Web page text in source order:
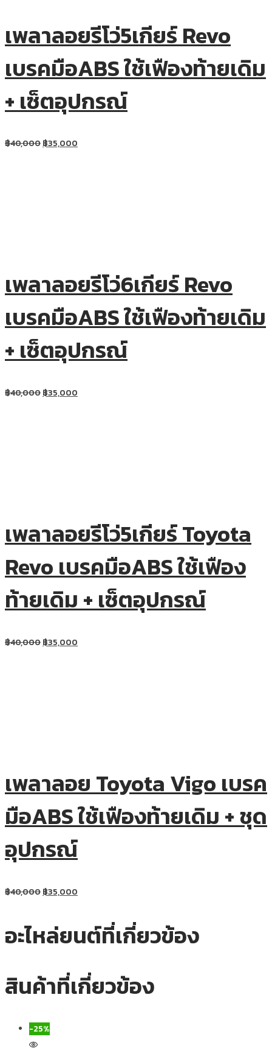
เพลาลอยรีโว่5เกียร์ Revo
เบรคมือABS ใช้เฟืองท้ายเดิม
+ เซ็ตอุปกรณ์
฿40,000฿35,000
เพลาลอยรีโว่6เกียร์ Revo
เบรคมือABS ใช้เฟืองท้ายเดิม
+ เซ็ตอุปกรณ์
฿40,000฿35,000
เพลาลอยรีโว่5เกียร์ Toyota
Revo เบรคมือABS ใช้เฟือง
ท้ายเดิม + เซ็ตอุปกรณ์
฿40,000฿35,000
เพลาลอย Toyota Vigo เบรค
มือABS ใช้เฟืองท้ายเดิม + ชุด
อุปกรณ์
฿40,000฿35,000
อะไหล่ยนต์ที่เกี่ยวข้อง
สินค้าที่เกี่ยวข้อง
-25%